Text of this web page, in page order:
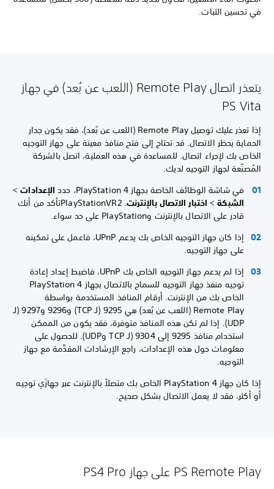
في تحسين الثبات.
يتعذر اتصال Remote Play (اللعب عن بُعد) في جهاز
PS Vita
إذا تعذر عليك توصيل Remote Play (اللعب عن بُعد)، فقد يكون جدار
الحماية يحظر الاتصال. قد تحتاج إلى فتح منافذ معينة على جهاز التوجيه
الخاص بك لإجراء اتصال. للمساعدة في هذه العملية، اتصل بالشركة
المُصنّعة لجهاز التوجيه لديك.
في شاشة الوظائف الخاصة بجهاز PlayStation 4، حدد
الإعدادات>
الشبكة> اختبار الاتصال بالإنترنت
. ‏PlayStationVR2‏تأكد من أنك
قادر على الاتصال بالإنترنت وPlayStation على حد سواء.
إذا كان جهاز التوجيه الخاص بك يدعم UPnP، فاعمل على تمكينه
على جهاز التوجيه.
إذا لم يدعم جهاز التوجيه الخاص بك UPnP، فاضبط إعداد إعادة
توجيه منفذ جهاز التوجيه للسماح بالاتصال بجهاز PlayStation 4
الخاص بك من الإنترنت. أرقام المنافذ المستخدمة بواسطة
Remote Play (اللعب عن بُعد) هي 9295 (لـ TCP) و9296 و9297 (لـ
UDP). إذا لم تكن هذه المنافذ متوفرة، فقد يكون من الممكن
استخدام منافذ 9295 إلى 9304 (لـ TCP وUDP). للحصول على
معلومات حول هذه الإعدادات، راجع الإرشادات المقدَّمة مع جهاز
التوجيه.
إذا كان جهاز PlayStation 4 الخاص بك متصلاً بالإنترنت عبر جهازَي توجيه
أو أكثر، فقد لا يعمل الاتصال بشكل صحيح.
PS Remote Play على جهاز PS4 Pro